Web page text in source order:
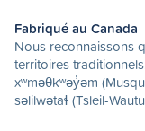
Fabriqué au Canada
Nous reconnaissons
territoires
xʷməθkʷəy̓əm
səlilwətaɬ (Tsleil-